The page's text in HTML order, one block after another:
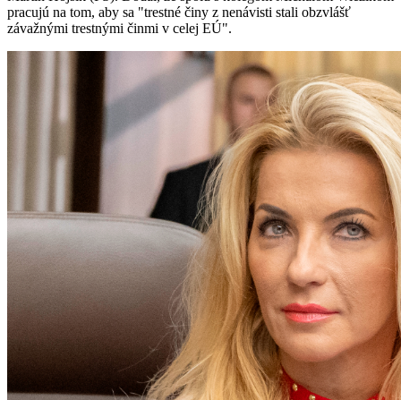
pracujú na tom, aby sa "trestné činy z nenávisti stali obzvlášť
závažnými trestnými činmi v celej EÚ".